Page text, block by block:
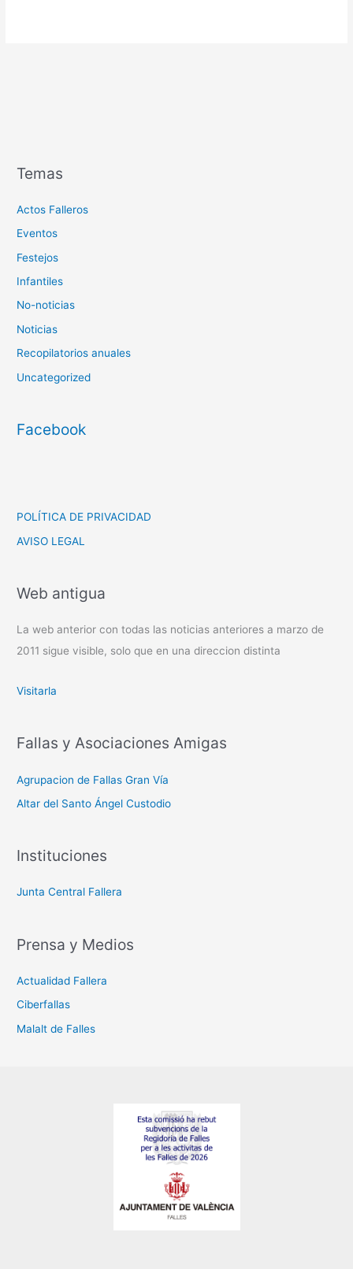
Temas
Actos Falleros
Eventos
Festejos
Infantiles
No-noticias
Noticias
Recopilatorios anuales
Uncategorized
Facebook
POLÍTICA DE PRIVACIDAD
AVISO LEGAL
Web antigua
La web anterior con todas las noticias anteriores a marzo de
2011 sigue visible, solo que en una direccion distinta
Visitarla
Fallas y Asociaciones Amigas
Agrupacion de Fallas Gran Vía
Altar del Santo Ángel Custodio
Instituciones
Junta Central Fallera
Prensa y Medios
Actualidad Fallera
Ciberfallas
Malalt de Falles